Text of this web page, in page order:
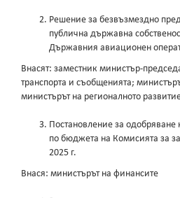
Решение за безвъзмездно
публична държавна
Държавния авиационен
Внасят: заместник министър-
транспорта и съобщенията;
министърът на регионалното
Постановление за
по бюджета на Комисията за
2025 г.
Внася: министърът на финансите